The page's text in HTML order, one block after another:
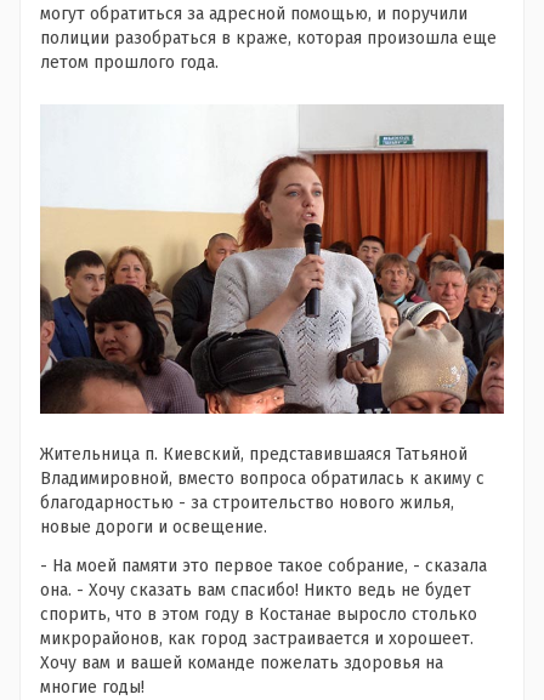
могут обратиться за адресной помощью, и поручили
полиции разобраться в краже, которая произошла еще
летом прошлого года.
Жительница п. Киевский, представившаяся Татьяной
Владимировной, вместо вопроса обратилась к акиму с
благодарностью - за строительство нового жилья,
новые дороги и освещение.
- На моей памяти это первое такое собрание, - сказала
она. - Хочу сказать вам спасибо! Никто ведь не будет
спорить, что в этом году в Костанае выросло столько
микрорайонов, как город застраивается и хорошеет.
Хочу вам и вашей команде пожелать здоровья на
многие годы!